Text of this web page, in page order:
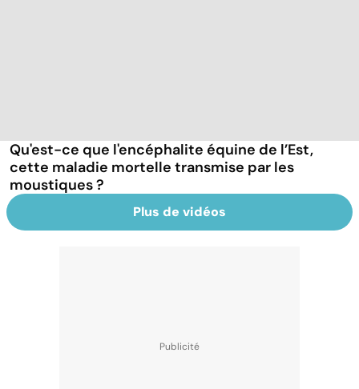
Qu'est-ce que l'encéphalite équine de l’Est,
cette maladie mortelle transmise par les
moustiques ?
Plus de vidéos